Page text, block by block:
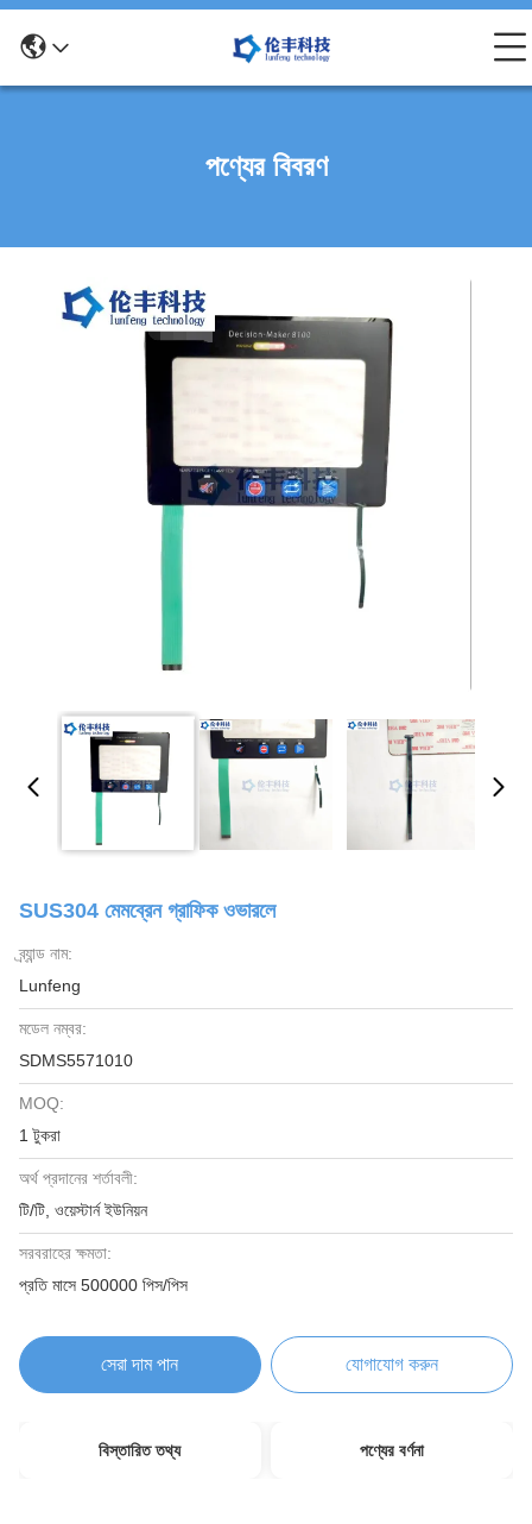
পণ্যের বিবরণ
SUS304 মেমব্রেন গ্রাফিক ওভারলে
ব্র্যান্ড নাম:
Lunfeng
মডেল নম্বর:
SDMS5571010
MOQ:
1 টুকরা
অর্থ প্রদানের শর্তাবলী:
টি/টি, ওয়েস্টার্ন ইউনিয়ন
সরবরাহের ক্ষমতা:
প্রতি মাসে 500000 পিস/পিস
সেরা দাম পান যোগাযোগ করুন
বিস্তারিত তথ্য পণ্যের বর্ণনা